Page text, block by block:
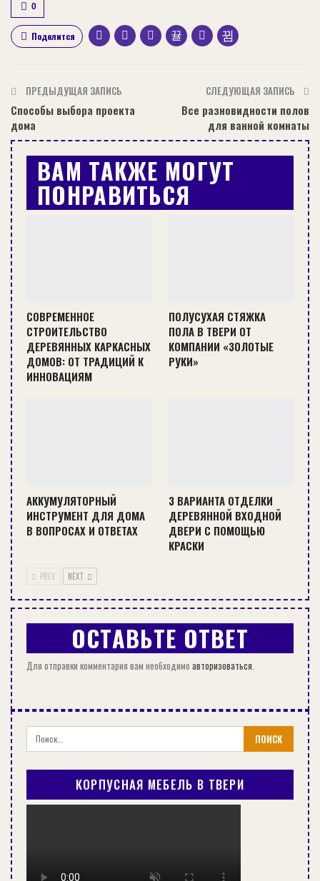
Питомники растений в последнее время
пользуются популярностью среди фермеров и
частных лиц. Предприятия предлагают
качественные растения по приемлемым ценам.
Благодаря питомникам можно не только
развить редкий сорт, но и получить хороший
урожай.
СЕЙЧАС ЧИТАЮТ:
0
Поделится
ПРЕДЫДУЩАЯ ЗАПИСЬ
Способы выбора проекта
дома
СЛЕДУЮЩАЯ ЗАПИСЬ
Все разновидности полов
для ванной комнаты
ВАМ ТАКЖЕ МОГУТ
ПОНРАВИТЬСЯ
СОВРЕМЕННОЕ
СТРОИТЕЛЬСТВО
ДЕРЕВЯННЫХ КАРКАСНЫХ
ДОМОВ: ОТ ТРАДИЦИЙ К
ИННОВАЦИЯМ
ПОЛУСУХАЯ СТЯЖКА
ПОЛА В ТВЕРИ ОТ
КОМПАНИИ «ЗОЛОТЫЕ
РУКИ»
АККУМУЛЯТОРНЫЙ
ИНСТРУМЕНТ ДЛЯ ДОМА
В ВОПРОСАХ И ОТВЕТАХ
3 ВАРИАНТА ОТДЕЛКИ
ДЕРЕВЯННОЙ ВХОДНОЙ
ДВЕРИ С ПОМОЩЬЮ
КРАСКИ
PREV NEXT
ОСТАВЬТЕ ОТВЕТ
Для отправки комментария вам необходимо авторизоваться.
КОРПУСНАЯ МЕБЕЛЬ В ТВЕРИ